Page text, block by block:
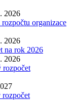
2026
organizace
2026
na rok 2026
2026
rozpočet
rozpočet